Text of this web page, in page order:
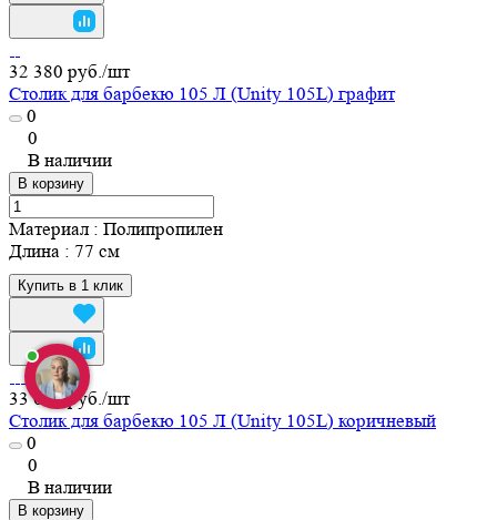
32 380 руб./шт
Столик для барбекю 105 Л (Unity 105L) графит
0
0
В наличии
В корзину
Материал : Полипропилен
Длина : 77 см
Купить в 1 клик
33 000 руб./шт
Столик для барбекю 105 Л (Unity 105L) коричневый
0
0
В наличии
В корзину